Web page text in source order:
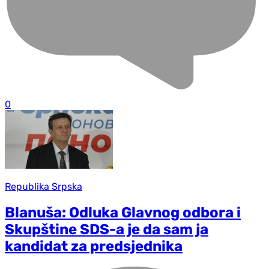
0
Republika Srpska
Blanuša: Odluka Glavnog odbora i
Skupštine SDS-a je da sam ja
kandidat za predsjednika